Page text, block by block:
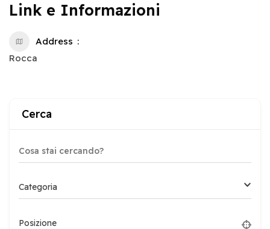
Link e Informazioni
Address
Rocca
Cerca
Categoria
Posizione